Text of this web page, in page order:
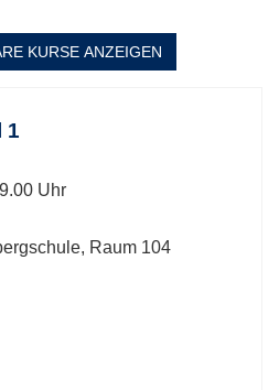
KURSE ANZEIGEN
1
Uhr
Raum 104